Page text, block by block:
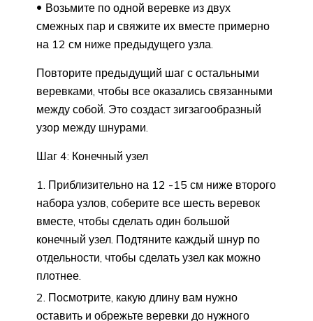
Возьмите по одной веревке из двух
смежных пар и свяжите их вместе примерно
на 12 см ниже предыдущего узла.
Повторите предыдущий шаг с остальными
веревками, чтобы все оказались связанными
между собой. Это создаст зигзагообразный
узор между шнурами.
Шаг 4: Конечный узел
Приблизительно на 12 -15 см ниже второго
набора узлов, соберите все шесть веревок
вместе, чтобы сделать один большой
конечный узел. Подтяните каждый шнур по
отдельности, чтобы сделать узел как можно
плотнее.
Посмотрите, какую длину вам нужно
оставить и обрежьте веревки до нужного